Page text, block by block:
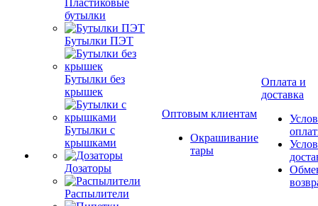
Пластиковые
бутылки
Бутылки ПЭТ
Бутылки без
крышек
Бутылки с
крышками
Дозаторы
Распылители
Оптовым клиентам
Окрашивание
тары
Оплата и
доставка